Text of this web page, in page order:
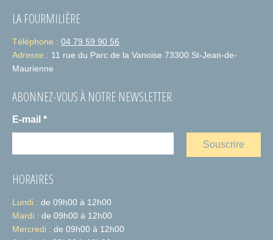
LA FOURMILIÈRE
Téléphone : 04 79 59 90 56
Adresse : 11 rue du Parc de la Vanoise 73300 St-Jean-de-
Maurienne
ABONNEZ-VOUS À NOTRE NEWSLETTER
E-mail *
HORAIRES
Lundi : de 09h00 à 12h00
Mardi : de 09h00 à 12h00
Mercredi : de 09h00 à 12h00